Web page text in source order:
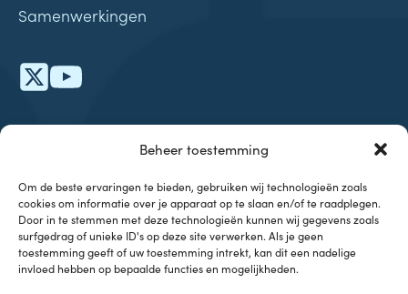
Beheer toestemming
Om de beste ervaringen te bieden, gebruiken wij technologieën zoals
cookies om informatie over je apparaat op te slaan en/of te raadplegen.
Door in te stemmen met deze technologieën kunnen wij gegevens zoals
surfgedrag of unieke ID's op deze site verwerken. Als je geen
toestemming geeft of uw toestemming intrekt, kan dit een nadelige
invloed hebben op bepaalde functies en mogelijkheden.
Samenwerkingen
Onderwerpen
Inflatie & Deflatie
Koopkracht
Kennisbank